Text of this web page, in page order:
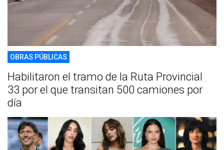
OBRAS PÚBLICAS
Habilitaron el tramo de la Ruta Provincial
33 por el que transitan 500 camiones por
día